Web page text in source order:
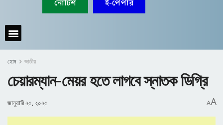
নোটিশ ই-পেপার
হোম জাতীয়
চেয়ারম্যান-মেয়র হতে লাগবে স্নাতক ডিগ্রি
জানুয়ারি ২৫, ২০২৫ AA